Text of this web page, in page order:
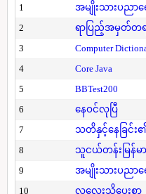
1
အမျိုးသားပညာရ
2
ရာပြည့်အမှတ်
3
Computer
4
Core Java
5
BBTest200
6
နေဝင်လုပြီ
7
သတိနှင့်နေခြင်း
8
သူငယ်တန်းမြန်မ
9
အမျိုးသားပညာရ
10
လူလေးသို့ပေးစာ